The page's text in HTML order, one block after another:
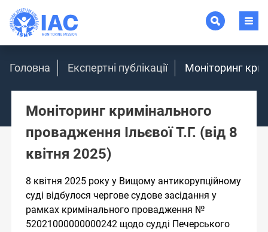
Головна Експертні публікації Моніторинг
Моніторинг кримінального
провадження Ільєвої Т.Г. (від 8
квітня 2025)
8 квітня 2025 року у Вищому антикорупційному
суді відбулося чергове судове засідання у
рамках кримінального провадження №
52021000000000242 щодо судді Печерського